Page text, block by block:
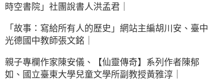
時空書院」社團說書人洪孟君｜
「故事：寫給所有人的歷史」網站主編胡川安、臺中
光德國中教師張文銘｜
親子專欄作家陳安儀、【仙靈傳奇】系列作者陳郁
如、國立臺東大學兒童文學所副教授黃雅淳｜